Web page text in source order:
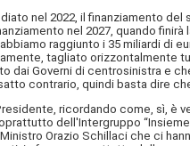
nel 2022, il finanziamento
nel 2027, quando
raggiunto i 35 miliardi di
tagliato orizzontalmente
dai Governi di centrosinistra e
contrario, quindi basta dire
ricordando come, sì, è
dell'Intergruppo
Orazio Schillaci che ci